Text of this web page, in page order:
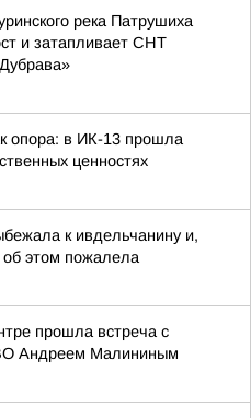
река Патрушиха
и затапливает СНТ
опора: в ИК-13 прошла
ценностях
к ивдельчанину и,
об этом пожалела
прошла встреча с
Андреем Малининым